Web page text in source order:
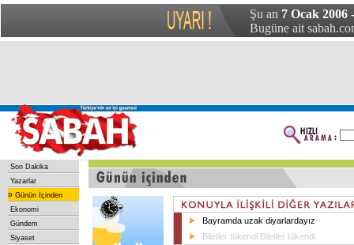
Şu an 7 Ocak 2006
Bugüne ait
Son Dakika
Yazarlar
» Günün İçinden
Ekonomi
Gündem
Siyaset
Bayramda uzak diyarlardayız
Biletler tükendi Biletler tükendi